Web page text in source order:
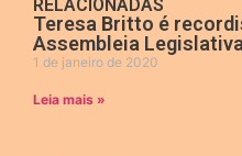
RELACIONADAS
Teresa Britto é
Assembleia Legislativa
1 de janeiro de 2020
Leia mais »